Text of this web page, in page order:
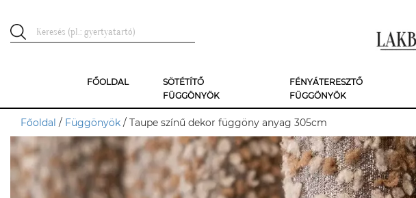
FŐOLDAL
SÖTÉTÍTŐ
FÜGGÖNYÖK
FÉNYÁTERESZTŐ
FÜGGÖNYÖK
Főoldal / Függönyök / Taupe színű dekor függöny anyag 305cm